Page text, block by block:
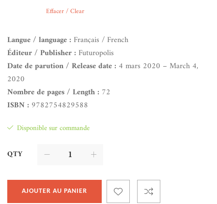
Effacer / Clear
Langue / language : Français / French
Éditeur / Publisher : Futuropolis
Date de parution / Release date : 4 mars 2020 – March 4,
2020
Nombre de pages / Length : 72
ISBN : 9782754829588
Disponible sur commande
QTY
AJOUTER AU PANIER